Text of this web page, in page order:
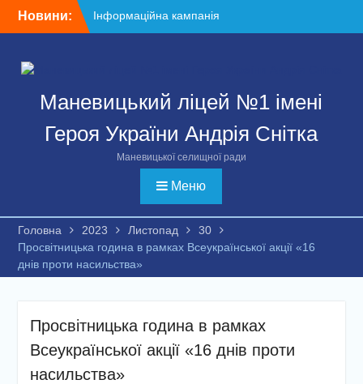
Новини:
Інформаційна кампанія
щодо вступу дітей та
освіти
5 міфів щодо вступу в
Україні для молоді з ТОТ
З 01.06 по 05.06 у м.Києві
проходив V (фінальний)
етап Всеукраїнських
змагань “Пліч-о-пліч”
(масовий футбол 1-4
класи)
Останній дзвоник – свято
прощання та нових мрій
«Ворогам – кришка».
Джури рою «Воля» –
срібні призери обласного
етапу Всеукраїнської
Маневицький ліцей №1 імені
Героя України Андрія Снітка
Маневицької селищної ради
Меню
Головна 2023 Листопад
30
Просвітницька година в рамках Всеукраїнської акції «16
днів проти насильства»
Просвітницька година в рамках
Всеукраїнської акції «16 днів проти
насильства»